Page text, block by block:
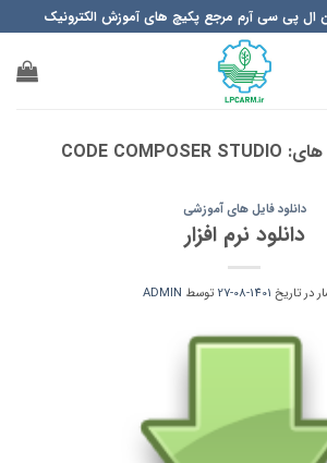
ال پی سی آرم مرجع پکیچ های آموزش الکترونیک
CODE COMPOSER STUDIO
دانلود فایل های آموزشی
دانلود نرم افزار
در تاریخ 1401-08-27 توسط ADMIN